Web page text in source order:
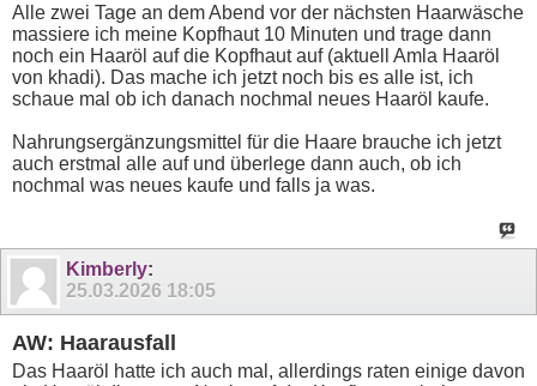
Alle zwei Tage an dem Abend vor der nächsten Haarwäsche
massiere ich meine Kopfhaut 10 Minuten und trage dann
noch ein Haaröl auf die Kopfhaut auf (aktuell Amla Haaröl
von khadi). Das mache ich jetzt noch bis es alle ist, ich
schaue mal ob ich danach nochmal neues Haaröl kaufe.
Nahrungsergänzungsmittel für die Haare brauche ich jetzt
auch erstmal alle auf und überlege dann auch, ob ich
nochmal was neues kaufe und falls ja was.
Kimberly:
25.03.2026 18:05
AW: Haarausfall
Das Haaröl hatte ich auch mal, allerdings raten einige davon